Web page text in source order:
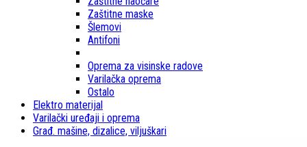
Zaštitne maske
Šlemovi
Antifoni
Oprema za visinske radove
Varilačka oprema
Ostalo
Elektro materijal
Varilački uređaji i oprema
Građ. mašine, dizalice, viljuškari